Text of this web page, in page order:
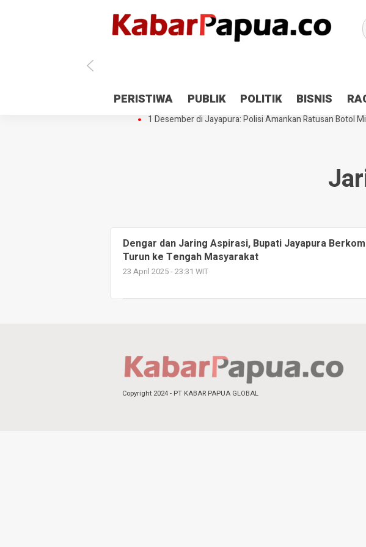
PERISTIWA PUBLIK POLITIK BISNIS
Antisipasi 1 Desember, TNI Polri Patroli 2×24 jam di Kota
Gedung Perpustakaan SMPN 5 Sentani Terbakar
1 Desember di Jayapura: Polisi Amankan Ratusan Botol
Dengar dan Jaring Aspirasi, Bupati Jayapura
Turun ke Tengah Masyarakat
23 April 2025 - 23:31 WIT
Copyright 2024 - PT KABAR PAPUA GLOBAL